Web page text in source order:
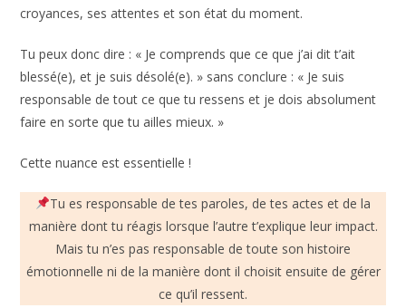
croyances, ses attentes et son état du moment.
Tu peux donc dire : « Je comprends que ce que j’ai dit t’ait
blessé(e), et je suis désolé(e). » sans conclure : « Je suis
responsable de tout ce que tu ressens et je dois absolument
faire en sorte que tu ailles mieux. »
Cette nuance est essentielle !
Tu es responsable de tes paroles, de tes actes et de la
manière dont tu réagis lorsque l’autre t’explique leur impact.
Mais tu n’es pas responsable de toute son histoire
émotionnelle ni de la manière dont il choisit ensuite de gérer
ce qu’il ressent.